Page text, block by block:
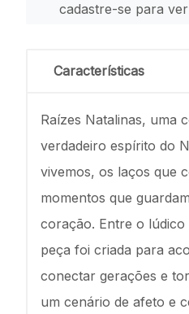
cadastre-se para
Características
Raízes Natalinas, uma
verdadeiro espírito do
vivemos, os laços que
momentos que
coração. Entre o lúdico
peça foi criada para
conectar gerações e
um cenário de afeto e